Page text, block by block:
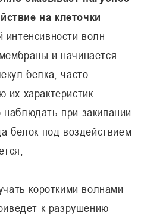
на клеточки
интенсивности волн
и начинается
белка, часто
характеристик.
при закипании
белок под воздействием
короткими волнами
к разрушению